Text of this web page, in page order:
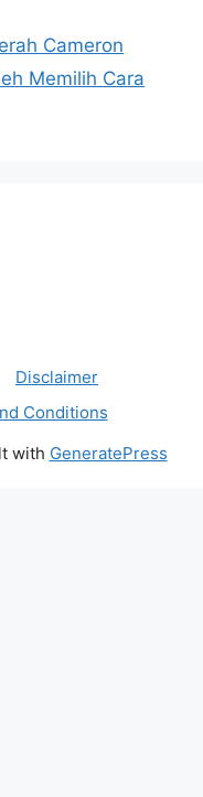
Cameron
Memilih Cara
Disclaimer
Conditions
with GeneratePress